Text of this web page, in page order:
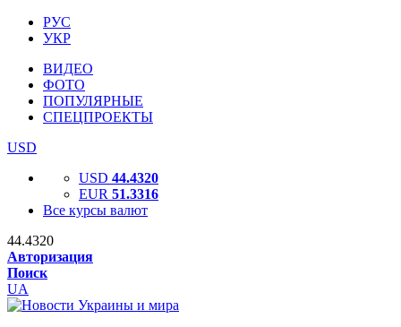
РУС
УКР
ВИДЕО
ФОТО
ПОПУЛЯРНЫЕ
СПЕЦПРОЕКТЫ
USD
USD 44.4320
EUR 51.3316
Все курсы валют
44.4320
Авторизация
Поиск
UA